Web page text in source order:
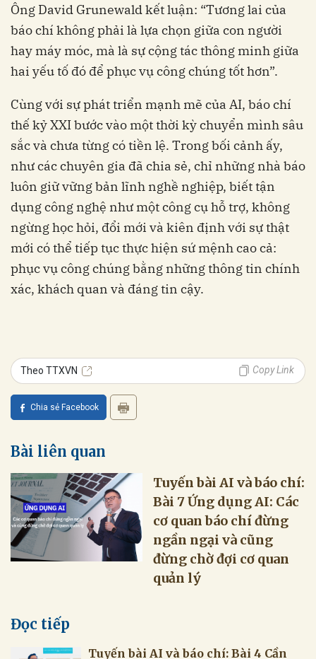
Ông David Grunewald kết luận: “Tương lai của
báo chí không phải là lựa chọn giữa con người
hay máy móc, mà là sự cộng tác thông minh giữa
hai yếu tố đó để phục vụ công chúng tốt hơn”.
Cùng với sự phát triển mạnh mẽ của AI, báo chí
thế kỷ XXI bước vào một thời kỳ chuyển mình sâu
sắc và chưa từng có tiền lệ. Trong bối cảnh ấy,
như các chuyên gia đã chia sẻ, chỉ những nhà báo
luôn giữ vững bản lĩnh nghề nghiệp, biết tận
dụng công nghệ như một công cụ hỗ trợ, không
ngừng học hỏi, đổi mới và kiên định với sự thật
mới có thể tiếp tục thực hiện sứ mệnh cao cả:
phục vụ công chúng bằng những thông tin chính
xác, khách quan và đáng tin cậy.
Theo TTXVN Copy Link
Chia sẻ Facebook
Bài liên quan
Tuyến bài AI và báo chí:
Bài 7 Ứng dụng AI: Các
cơ quan báo chí đừng
ngần ngại và cũng
đừng chờ đợi cơ quan
quản lý
Đọc tiếp
Tuyến bài AI và báo chí: Bài 4 Cần